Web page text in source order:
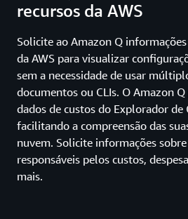
recursos da AWS
Solicite ao Amazon Q
da AWS para visualizar
sem a necessidade de usar
documentos ou CLIs. O Amazon
dados de custos do Explorador de
facilitando a compreensão das
nuvem. Solicite informações
responsáveis pelos custos,
mais.